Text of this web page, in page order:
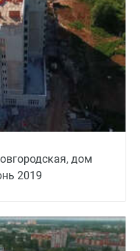
дом
2019